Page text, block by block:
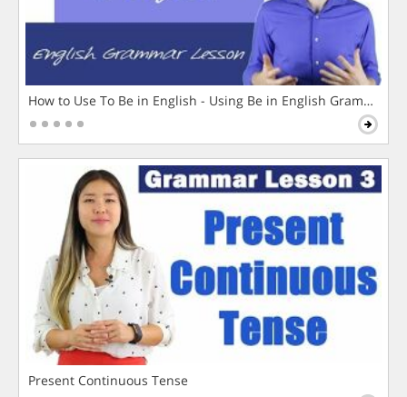
How to Use To Be in English - Using Be in English Grammar
Present Continuous Tense